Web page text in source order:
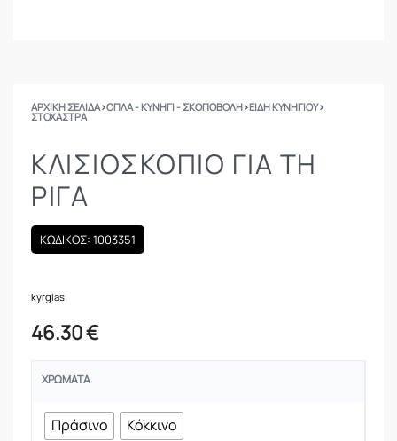
ΑΡΧΙΚΉ ΣΕΛΊΔΑ›ΟΠΛΑ - ΚΥΝΗΓΙ - ΣΚΟΠΟΒΟΛΗ›ΕΙΔΗ ΚΥΝΗΓΙΟΥ›
ΣΤΌΧΑΣΤΡΑ
ΚΛΙΣΙΟΣΚΟΠΙΟ ΓΙΑ ΤΗ
ΡΙΓΑ
ΚΩΔΙΚΟΣ: 1003351
kyrgias
46.30€
ΧΡΏΜΑΤΑ
Πράσινο Κόκκινο